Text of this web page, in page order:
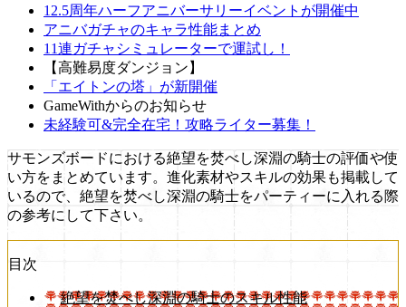
12.5周年ハーフアニバーサリーイベントが開催中
アニバガチャのキャラ性能まとめ
11連ガチャシミュレーターで運試し！
【高難易度ダンジョン】
「エイトンの塔」が新開催
GameWithからのお知らせ
未経験可&完全在宅！攻略ライター募集！
サモンズボードにおける絶望を焚べし深淵の騎士の評価や使
い方をまとめています。進化素材やスキルの効果も掲載して
いるので、絶望を焚べし深淵の騎士をパーティーに入れる際
の参考にして下さい。
目次
絶望を焚べし深淵の騎士のスキル性能